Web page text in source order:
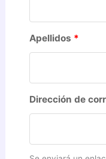
Apellidos *
Dirección de